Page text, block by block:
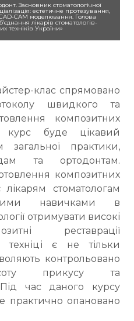
Засновник стоматологічної
естетичне протезування,
CAM моделювання. Голова
лікарів стоматологів-
техніків України»
клас спрямовано
швидкого та
композитних
курс буде цікавий
загальної практики,
та ортодонтам.
композитних
лікарям стоматологам
навичками в
отримувати високі
реставрації
техніці є не тільки
контрольовано
прикусу та
час даного курсу
практично опановано